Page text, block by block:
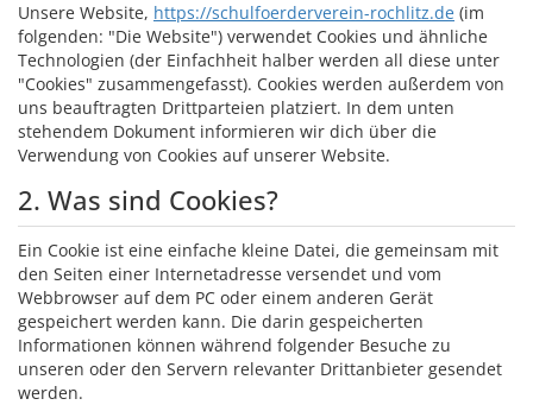
Unsere Website, https://schulfoerderverein-rochlitz.de (im
folgenden: "Die Website") verwendet Cookies und ähnliche
Technologien (der Einfachheit halber werden all diese unter
"Cookies" zusammengefasst). Cookies werden außerdem von
uns beauftragten Drittparteien platziert. In dem unten
stehendem Dokument informieren wir dich über die
Verwendung von Cookies auf unserer Website.
2. Was sind Cookies?
Ein Cookie ist eine einfache kleine Datei, die gemeinsam mit
den Seiten einer Internetadresse versendet und vom
Webbrowser auf dem PC oder einem anderen Gerät
gespeichert werden kann. Die darin gespeicherten
Informationen können während folgender Besuche zu
unseren oder den Servern relevanter Drittanbieter gesendet
werden.